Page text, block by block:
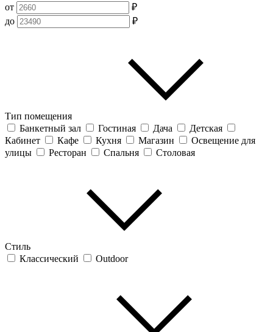
от
₽
до
₽
Тип помещения
Банкетный зал
Гостиная Дача
Детская
Кабинет
Кафе Кухня Магазин
Освещение для
улицы
Ресторан Спальня Столовая
Стиль
Классический
Outdoor